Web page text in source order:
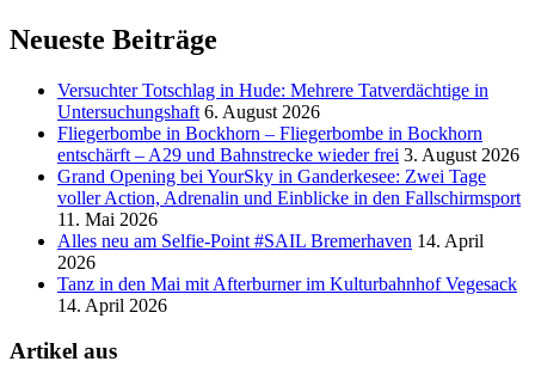
Neueste Beiträge
Versucht­er Totschlag in Hude: Mehrere Tatverdächtige in
Untersuchungshaft 6. August 2026
Fliegerbombe in Bockhorn – Fliegerbombe in Bockhorn
entschärft – A29 und Bahnstrecke wieder frei 3. August 2026
Grand Opening bei YourSky in Ganderkesee: Zwei Tage
voller Action, Adrenalin und Einblicke in den Fallschirmsport
11. Mai 2026
Alles neu am Selfie-Point #SAIL Bremerhaven 14. April
2026
Tanz in den Mai mit Afterburner im Kulturbahnhof Vegesack
14. April 2026
Artikel aus